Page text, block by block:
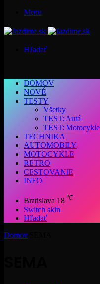
Menu
Hľadať
DOMOV
NOVÉ
TESTY
Všetky
TEST: Autá
TEST: Motocykle
TECHNIKA
AUTOMOBILY
MOTOCYKLE
RETRO
CESTOVANIE
INFO
Bratislava 18 ℃
Switch skin
Hľadať
Domov